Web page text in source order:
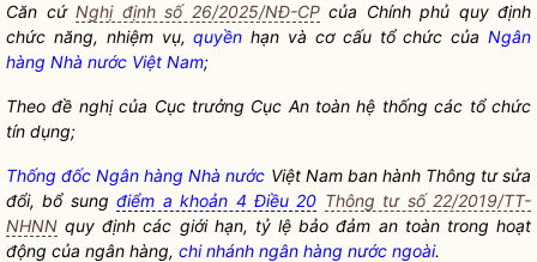
Căn cứ Nghị định số 26/2025/NĐ-CPcủa Chính phủ quy định
chức năng, nhiệm vụ,quyền hạn và cơ cấu tổ chức củaNgân
hàng Nhà nước Việt Nam;
Theo đề nghị của Cục trưởng Cục An toàn hệ thống các tổ chức
tín dụng;
Thống đốc Ngân hàng Nhà nước Việt Nam ban hành Thông tư sửa
đổi, bổ sungđiểm a khoản 4 Điều 20 Thông tư số 22/2019/TT-
NHNN quy định các giới hạn, tỷ lệ bảo đảm an toàn trong hoạt
động của ngân hàng, chi nhánh ngân hàng nước ngoài.